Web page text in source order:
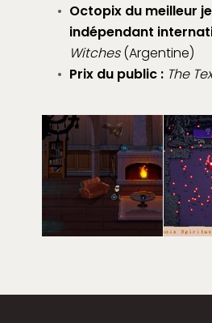
Octopix du meilleur
indépendant
Witches(Argentine)
Prix du public : The